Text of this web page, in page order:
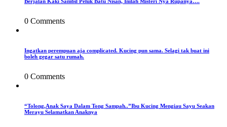
Berjalan Kaki Sambil Peluk Batu Nisan, Inilah Misteri Nya Rupanya….
0 Comments
Ingatkan perempuan aja complicated. Kucing pun sama. Selagi tak buat ini
boleh gegar satu rumah.
0 Comments
“Tolong,Anak Saya Dalam Tong Sampah..”Ibu Kucing Mengiau Sayu Seakan
Merayu Selamatkan Anaknya